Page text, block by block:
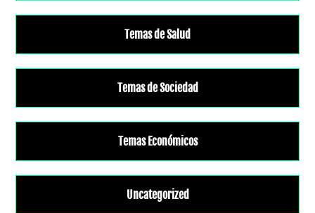
Temas de Salud
Temas de Sociedad
Temas Económicos
Uncategorized